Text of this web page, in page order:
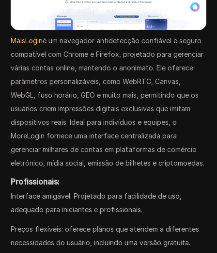
MaisLoginé um navegador antidetecção confiável e seguro
compatível com Chrome e Firefox, projetado para gerenciar
várias contas online, mantendo o anonimato. Ele oferece
parâmetros personalizáveis, como WebRTC, Canvas,
WebGL, fuso horário, GEO e muito mais, permitindo que os
usuários criem impressões digitais exclusivas que imitam
dispositivos reais. Ideal para indivíduos e equipes, o
MoreLogin fornece uma interface centralizada para
gerenciar milhares de contas em plataformas de comércio
eletrônico, mídia social, emissão de bilhetes e criptomoedas.
Profissionais:
Interface amigável: Projetado para facilidade de uso,
adequado para iniciantes e profissionais.
Preços flexíveis: oferece planos que atendem a diferentes
necessidades do usuário, incluindo uma versão gratuita.